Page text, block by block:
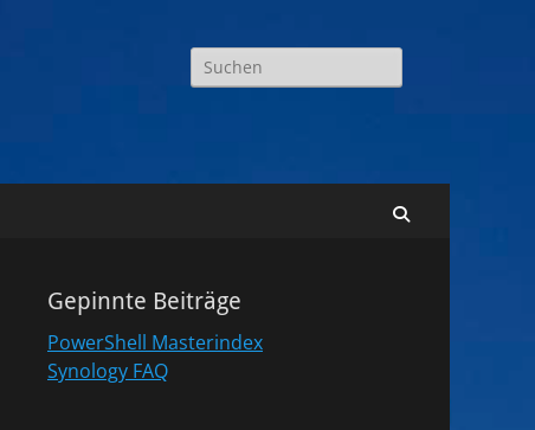
Suchen
nach:
Gepinnte Beiträge
PowerShell Masterindex
Synology FAQ